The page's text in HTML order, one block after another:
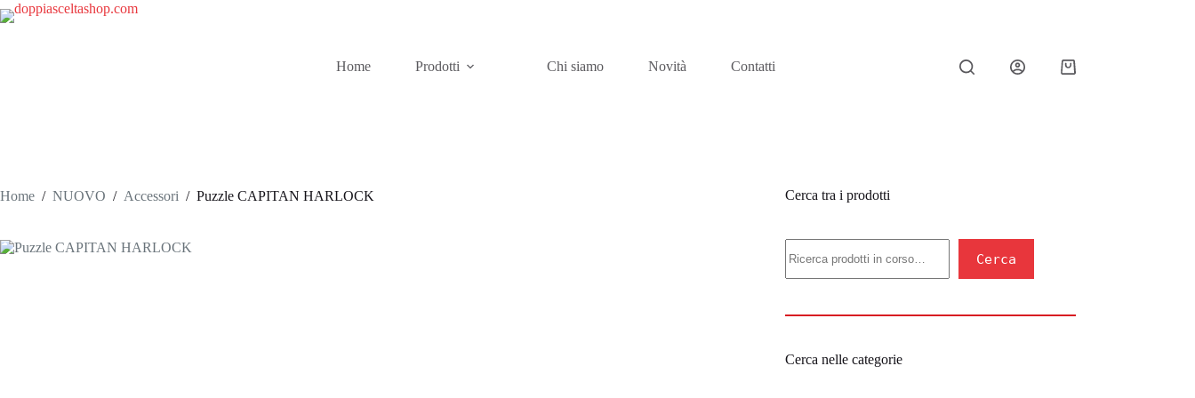
Salta
al
Home
Prodotti Chi siamo Novità Contatti Carrello
Home / NUOVO / Accessori / Puzzle CAPITAN HARLOCK Cerca tra i prodotti
Cerca
Cerca nelle categorie